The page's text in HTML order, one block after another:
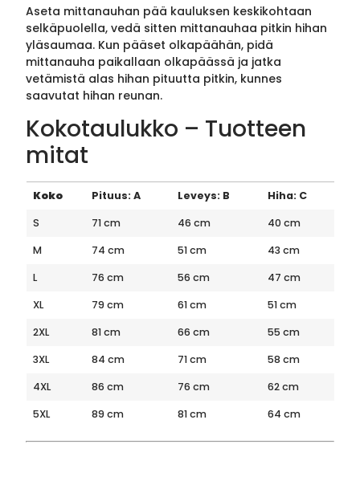
Aseta mittanauhan pää kauluksen keskikohtaan
selkäpuolella, vedä sitten mittanauhaa pitkin hihan
yläsaumaa. Kun pääset olkapäähän, pidä
mittanauha paikallaan olkapäässä ja jatka
vetämistä alas hihan pituutta pitkin, kunnes
saavutat hihan reunan.
Kokotaulukko – Tuotteen
mitat
Koko Pituus: A Leveys: B
Hiha: C
S
71 cm 46 cm
40 cm
M
74 cm 51 cm
43 cm
L
76 cm 56 cm
47 cm
XL
79 cm 61 cm
51 cm
2XL
81 cm 66 cm
55 cm
3XL
84 cm 71 cm
58 cm
4XL
86 cm 76 cm
62 cm
5XL
89 cm 81 cm 64 cm